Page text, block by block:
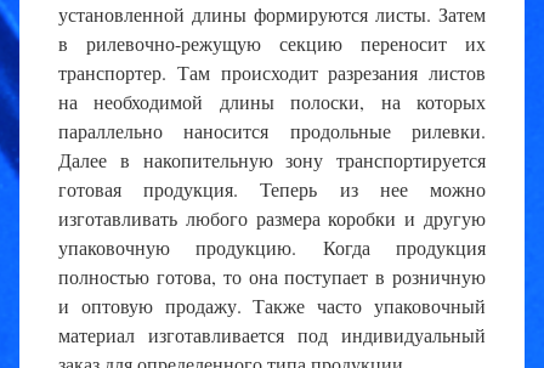
установленной длины формируются листы. Затем
в рилевочно-режущую секцию переносит их
транспортер. Там происходит разрезания листов
на необходимой длины полоски, на которых
параллельно наносится продольные рилевки.
Далее в накопительную зону транспортируется
готовая продукция. Теперь из нее можно
изготавливать любого размера коробки и другую
упаковочную продукцию. Когда продукция
полностью готова, то она поступает в розничную
и оптовую продажу. Также часто упаковочный
материал изготавливается под индивидуальный